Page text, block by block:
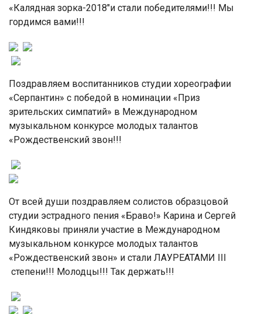
«Калядная зорка-2018″и стали победителями!!! Мы
гордимся вами!!!
Поздравляем воспитанников студии хореографии
«Серпантин» с победой в номинации «Приз
зрительских симпатий» в Международном
музыкальном конкурсе молодых талантов
«Рождественский звон!!!
От всей души поздравляем солистов образцовой
студии эстрадного пения «Браво!» Карина и Сергей
Киндяковы приняли участие в Международном
музыкальном конкурсе молодых талантов
«Рождественский звон» и стали ЛАУРЕАТАМИ III
степени!!! Молодцы!!! Так держать!!!